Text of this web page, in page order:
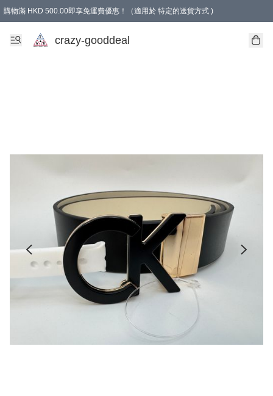
購物滿 HKD 500.00即享免運費優惠！（適用於 特定的送貨方式 )
成為會員可享免費禮品
crazy-gooddeal